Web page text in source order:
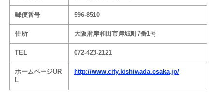
郵便番号 596-8510
住所 大阪府岸和田市岸城町7番1号
TEL 072-423-2121
ホームページUR
L
http://www.city.kishiwada.osaka.jp/